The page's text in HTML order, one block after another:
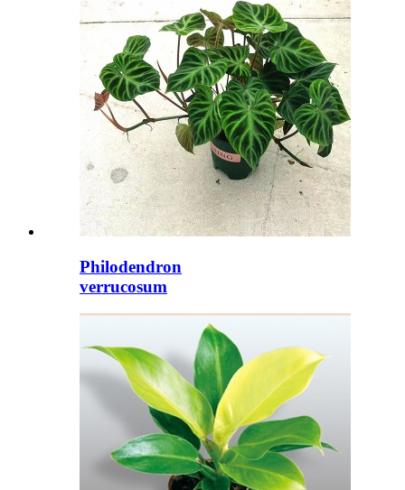
Philodendron
verrucosum